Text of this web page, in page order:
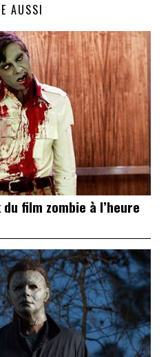
AUSSI
film zombie à l’heure